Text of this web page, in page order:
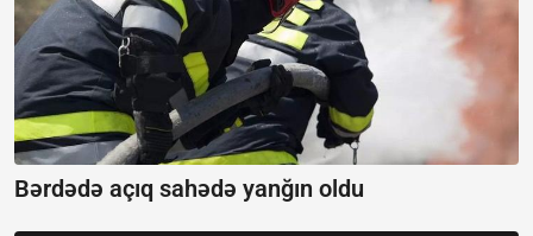
Bərdədə açıq sahədə yanğın oldu